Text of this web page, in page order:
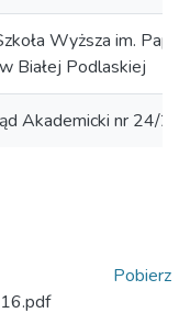
Wyższa im.
Białej Podlaskiej
Akademicki nr 24/
Pobierz